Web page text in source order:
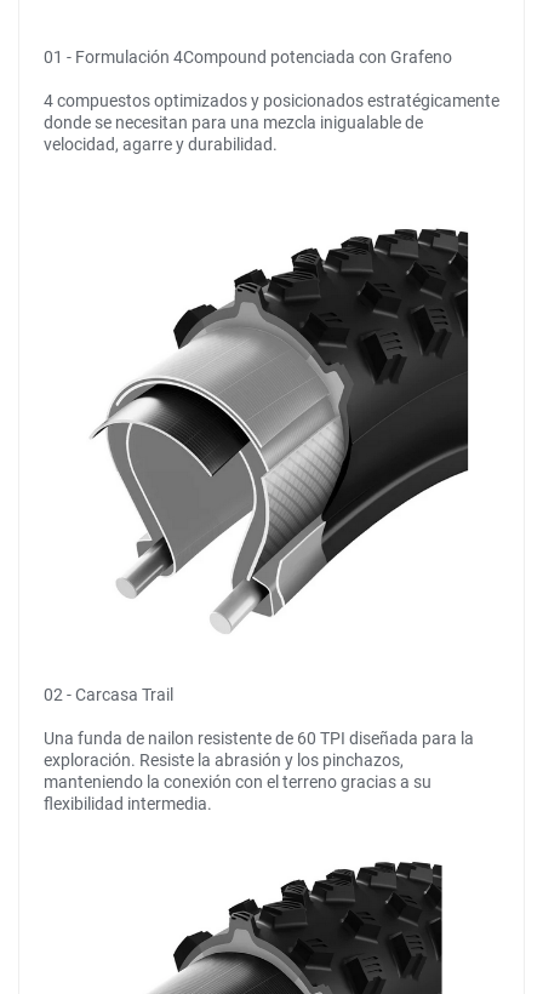
01 - Formulación 4Compound potenciada con Grafeno
4 compuestos optimizados y posicionados estratégicamente
donde se necesitan para una mezcla inigualable de
velocidad, agarre y durabilidad.
02 - Carcasa Trail
Una funda de nailon resistente de 60 TPI diseñada para la
exploración. Resiste la abrasión y los pinchazos,
manteniendo la conexión con el terreno gracias a su
flexibilidad intermedia.